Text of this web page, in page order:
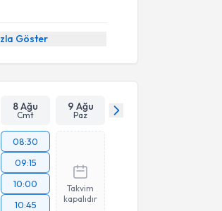
Göster
8 Ağu
Cmt
9 Ağu
Paz
08:30
09:15
10:00
10:45
Takvim
kapalıdır